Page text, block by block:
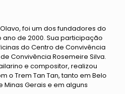
foi um dos fundadores do
ano de 2000. Sua participação
do Centro de Convivência
Convivência Rosemeire Silva.
e compositor, realizou
o Trem Tan Tan, tanto em Belo
Minas Gerais e em alguns